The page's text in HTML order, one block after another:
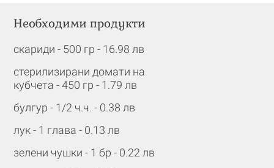
Необходими продукти
скариди - 500 гр - 16.98 лв
стерилизирани домати на
кубчета - 450 гр - 1.79 лв
булгур - 1/2 ч.ч. - 0.38 лв
лук - 1 глава - 0.13 лв
зелени чушки - 1 бр - 0.22 лв